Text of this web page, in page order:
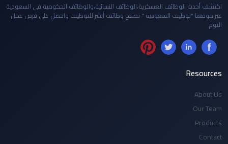
اكتشف أحدث الوظائف العسكرية،الوظائف النسائية،والوظائف الحكومية في السعودية
عبر موقعنا "توظيف السعودية " تصفح وظائف أبشر للتوظيف واحصل على فرص عمل
اليوم
Resources
About Us
Our Team
Products
Contact